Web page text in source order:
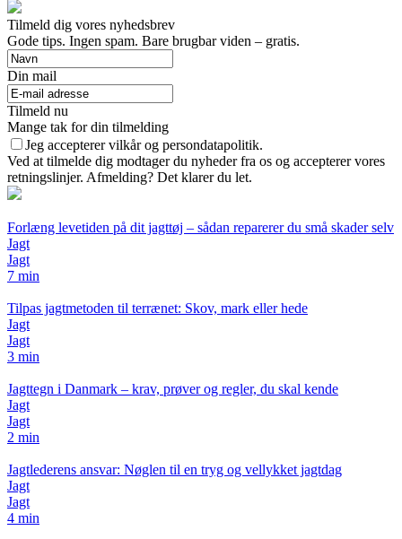
Tilmeld dig vores nyhedsbrev
Gode tips. Ingen spam. Bare brugbar viden – gratis.
Din mail
Tilmeld nu
Mange tak for din tilmelding
Jeg accepterer vilkår og persondatapolitik.
Ved at tilmelde dig modtager du nyheder fra os og accepterer vores
retningslinjer. Afmelding? Det klarer du let.
Forlæng levetiden på dit jagttøj – sådan reparerer du små skader selv
Jagt
Jagt
7 min
Tilpas jagtmetoden til terrænet: Skov, mark eller hede
Jagt
Jagt
3 min
Jagttegn i Danmark – krav, prøver og regler, du skal kende
Jagt
Jagt
2 min
Jagtlederens ansvar: Nøglen til en tryg og vellykket jagtdag
Jagt
Jagt
4 min